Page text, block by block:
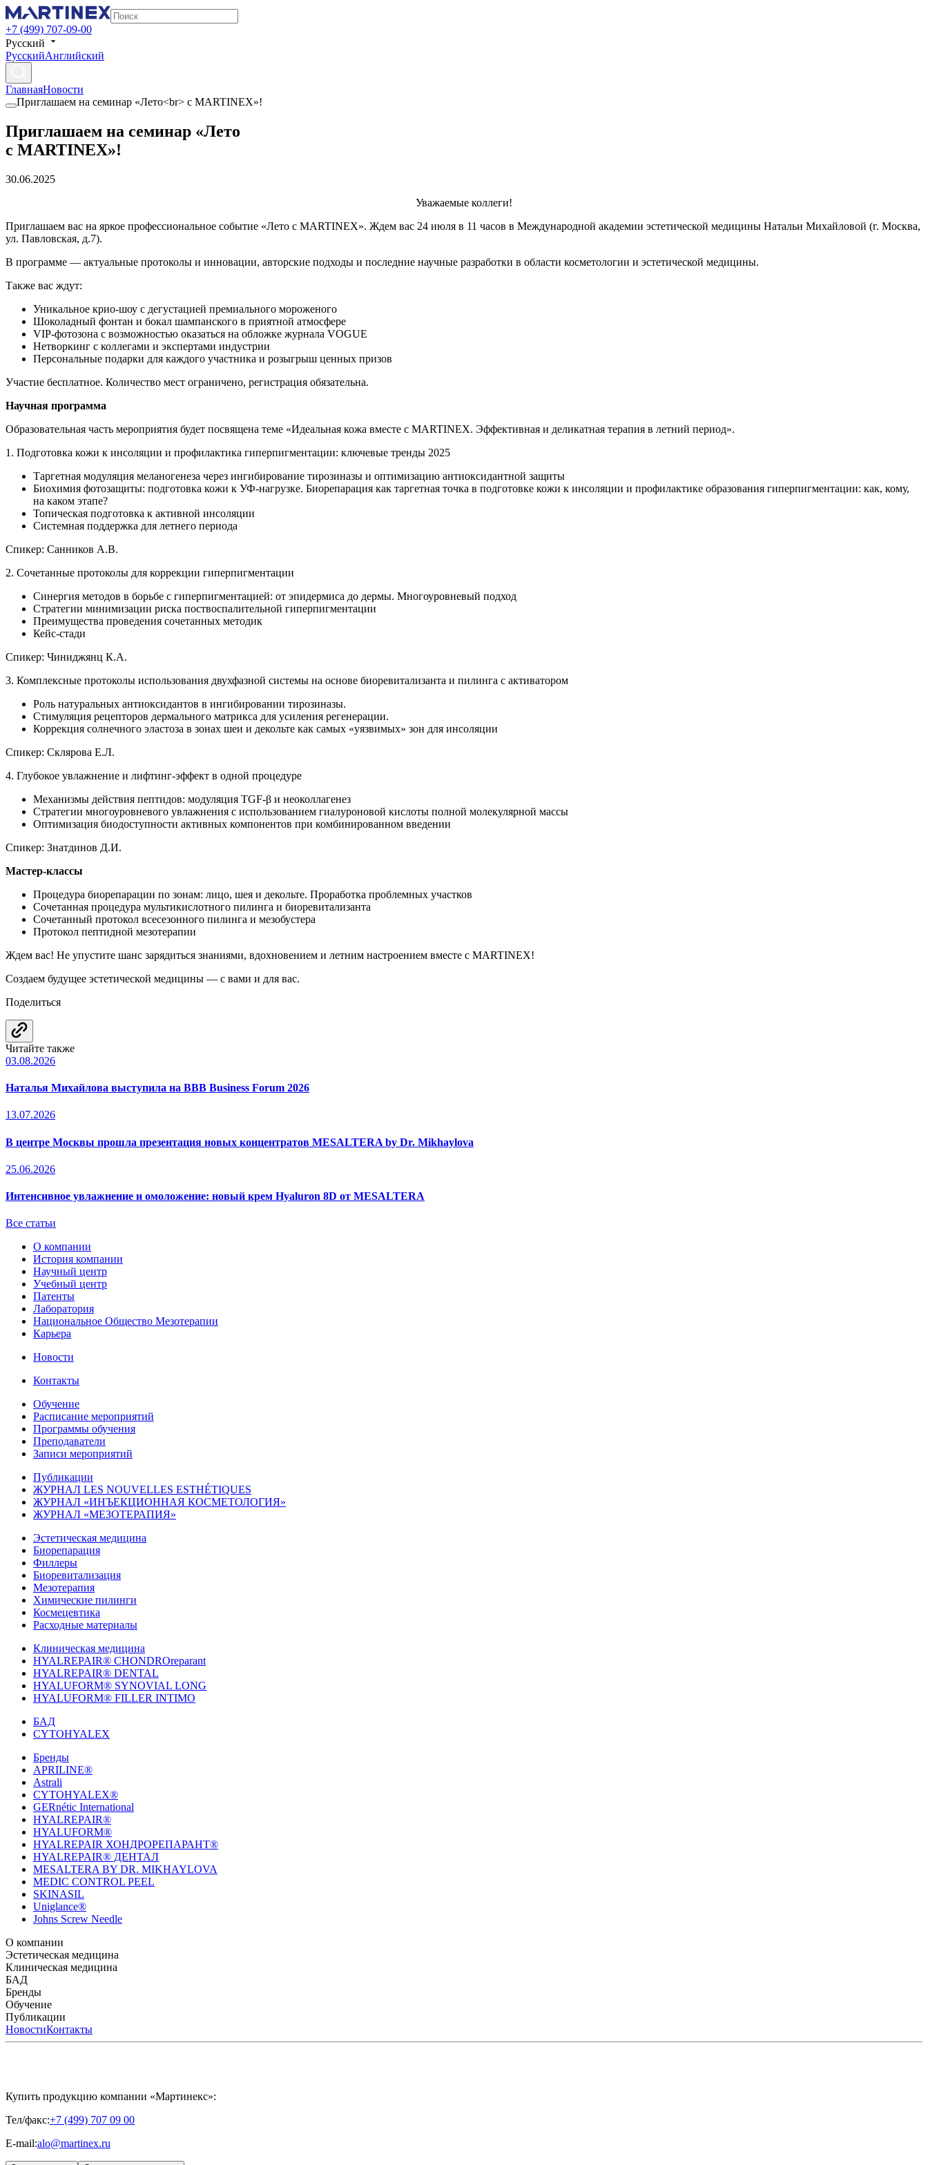
+7 (499) 707-09-00
Русский
РусскийАнглийский
ГлавнаяНовости
Приглашаем на семинар «Лето<br> с MARTINEX»!
Приглашаем на семинар «Лето
с MARTINEX»!
30.06.2025
Уважаемые коллеги!
Приглашаем вас на яркое профессиональное событие «Лето с MARTINEX». Ждем вас 24 июля в 11 часов в Международной академии эстетической медицины Натальи Михайловой (г. Москва,
ул. Павловская, д.7).
В программе — актуальные протоколы и инновации, авторские подходы и последние научные разработки в области косметологии и эстетической медицины.
Также вас ждут:
Уникальное крио-шоу с дегустацией премиального мороженого
Шоколадный фонтан и бокал шампанского в приятной атмосфере
VIP-фотозона с возможностью оказаться на обложке журнала VOGUE
Нетворкинг с коллегами и экспертами индустрии
Персональные подарки для каждого участника и розыгрыш ценных призов
Участие бесплатное. Количество мест ограничено, регистрация обязательна.
Научная программа
Образовательная часть мероприятия будет посвящена теме «Идеальная кожа вместе с MARTINEX. Эффективная и деликатная терапия в летний период».
1. Подготовка кожи к инсоляции и профилактика гиперпигментации: ключевые тренды 2025
Таргетная модуляция меланогенеза через ингибирование тирозиназы и оптимизацию антиоксидантной защиты
Биохимия фотозащиты: подготовка кожи к УФ-нагрузке. Биорепарация как таргетная точка в подготовке кожи к инсоляции и профилактике образования гиперпигментации: как, кому,
на каком этапе?
Топическая подготовка к активной инсоляции
Системная поддержка для летнего периода
Спикер: Санников А.В.
2. Сочетанные протоколы для коррекции гиперпигментации
Синергия методов в борьбе с гиперпигментацией: от эпидермиса до дермы. Многоуровневый подход
Стратегии минимизации риска поствоспалительной гиперпигментации
Преимущества проведения сочетанных методик
Кейс-стади
Спикер: Чиниджянц К.А.
3. Комплексные протоколы использования двухфазной системы на основе биоревитализанта и пилинга с активатором
Роль натуральных антиоксидантов в ингибировании тирозиназы.
Стимуляция рецепторов дермального матрикса для усиления регенерации.
Коррекция солнечного эластоза в зонах шеи и декольте как самых «уязвимых» зон для инсоляции
Спикер: Склярова Е.Л.
4. Глубокое увлажнение и лифтинг-эффект в одной процедуре
Механизмы действия пептидов: модуляция TGF-β и неоколлагенез
Стратегии многоуровневого увлажнения с использованием гиалуроновой кислоты полной молекулярной массы
Оптимизация биодоступности активных компонентов при комбинированном введении
Спикер: Знатдинов Д.И.
Мастер-классы
Процедура биорепарации по зонам: лицо, шея и декольте. Проработка проблемных участков
Сочетанная процедура мультикислотного пилинга и биоревитализанта
Сочетанный протокол всесезонного пилинга и мезобустера
Протокол пептидной мезотерапии
Ждем вас! Не упустите шанс зарядиться знаниями, вдохновением и летним настроением вместе с MARTINEX!
Создаем будущее эстетической медицины — с вами и для вас.
Поделиться
Читайте также
03.08.2026
Наталья Михайлова выступила на BBB Business Forum 2026
13.07.2026
В центре Москвы прошла презентация новых концентратов MESALTERA by Dr. Mikhaylova
25.06.2026
Интенсивное увлажнение и омоложение: новый крем Hyaluron 8D от MESALTERA
Все статьи
О компании
История компании
Научный центр
Учебный центр
Патенты
Лаборатория
Национальное Общество Мезотерапии
Карьера
Новости
Контакты
Обучение
Расписание мероприятий
Программы обучения
Преподаватели
Записи мероприятий
Публикации
ЖУРНАЛ LES NOUVELLES ESTHÉTIQUES
ЖУРНАЛ «ИНЪЕКЦИОННАЯ КОСМЕТОЛОГИЯ»
ЖУРНАЛ «МЕЗОТЕРАПИЯ»
Эстетическая медицина
Биорепарация
Филлеры
Биоревитализация
Мезотерапия
Химические пилинги
Космецевтика
Расходные материалы
Клиническая медицина
HYALREPAIR® CHONDROreparant
HYALREPAIR® DENTAL
HYALUFORM® SYNOVIAL LONG
HYALUFORM® FILLER INTIMO
БАД
CYTOHYALEX
Бренды
APRILINE®
Astrali
CYTOHYALEX®
GERnétic International
HYALREPAIR®
HYALUFORM®
HYALREPAIR ХОНДРОРЕПАРАНТ®
HYALREPAIR® ДЕНТАЛ
MESALTERA BY DR. MIKHAYLOVA
MEDIC CONTROL PEEL
SKINASIL
Uniglance®
Johns Screw Needle
О компании
История компанииНаучный центр
Эстетическая медицина
БиорепарацияФиллерыБиоревитализация
Клиническая медицина
HYALREPAIR® CHONDROreparant
БАД
CYTOHYALEX
Бренды
APRILINE®
MIKHAYLOVA
Обучение
Расписание мероприятий
Публикации
ЖУРНАЛ LES NOUVELLES ESTHÉTIQUES
НовостиКонтакты
Купить продукцию компании «Мартинекс»:
Тел/факс:+7 (499) 707 09 00
E-mail:alo@martinex.ru